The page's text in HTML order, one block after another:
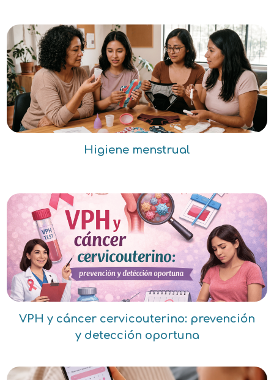
Higiene menstrual
VPH y cáncer cervicouterino: prevención
y detección oportuna